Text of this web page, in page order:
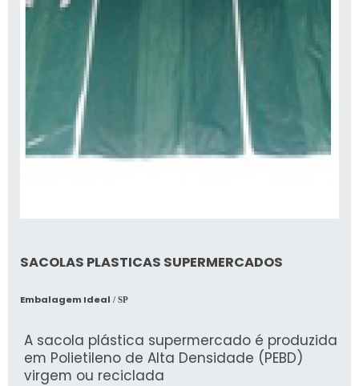
SACOLAS PLASTICAS SUPERMERCADOS
Embalagem Ideal / SP
A sacola plástica supermercado é produzida
em Polietileno de Alta Densidade (PEBD)
virgem ou reciclada